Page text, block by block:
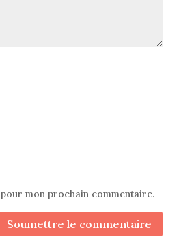
mon prochain commentaire.
Soumettre le commentaire